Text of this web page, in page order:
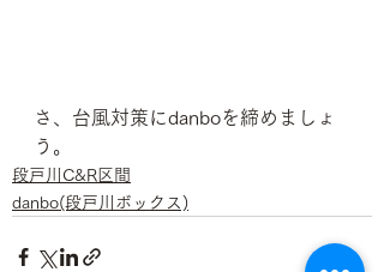
さ、台風対策にdanboを締めましょ
う。
段戸川C&R区間
danbo(段戸川ボックス)